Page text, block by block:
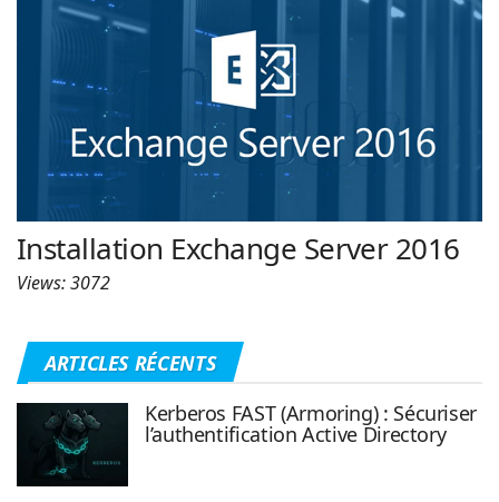
Installation Exchange Server 2016
Views: 3072
ARTICLES RÉCENTS
Kerberos FAST (Armoring) : Sécuriser
l’authentification Active Directory